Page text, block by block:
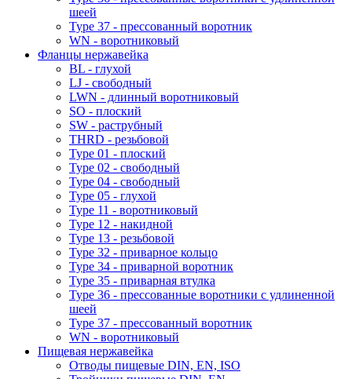
шеей
Type 37 - прессованный воротник
WN - воротниковый
Фланцы нержавейка
BL - глухой
LJ - свободный
LWN - длинный воротниковый
SO - плоский
SW - раструбный
THRD - резьбовой
Type 01 - плоский
Type 02 - свободный
Type 04 - свободный
Type 05 - глухой
Type 11 - воротниковый
Type 12 - накидной
Type 13 - резьбовой
Type 32 - приварное кольцо
Type 34 - приварной воротник
Type 35 - приварная втулка
Type 36 - прессованные воротники с удлиненной
шеей
Type 37 - прессованный воротник
WN - воротниковый
Пищевая нержавейка
Отводы пищевые DIN, EN, ISO